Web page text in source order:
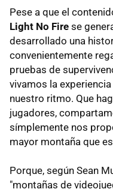
Pese a que el
Light No Fire se
desarrollado una
convenientemente
pruebas de
vivamos la
nuestro ritmo. Que
jugadores,
símplemente nos
mayor montaña que
Porque, según Sean
"montañas de